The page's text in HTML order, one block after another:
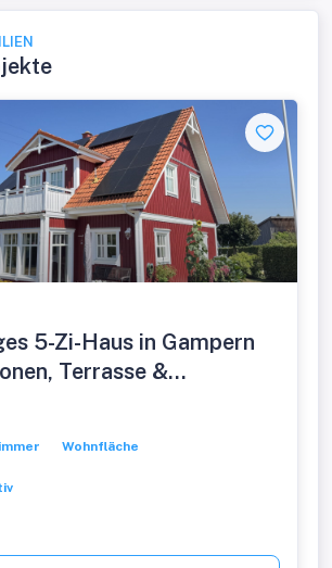
5-Zi-Haus in Gampern
Terrasse &
– Traumhaus!
Wohnfläche